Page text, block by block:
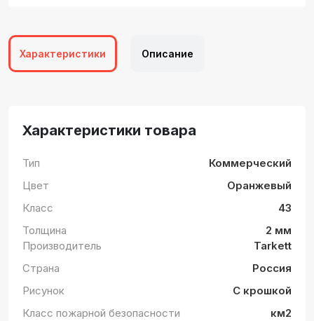
Характеристики Описание
Характеристики товара
Тип
Коммерческий
Цвет
Оранжевый
Класс
43
Толщина
2 мм
Производитель
Tarkett
Страна
Россия
Рисунок
С крошкой
Класс пожарной безопасности
км2